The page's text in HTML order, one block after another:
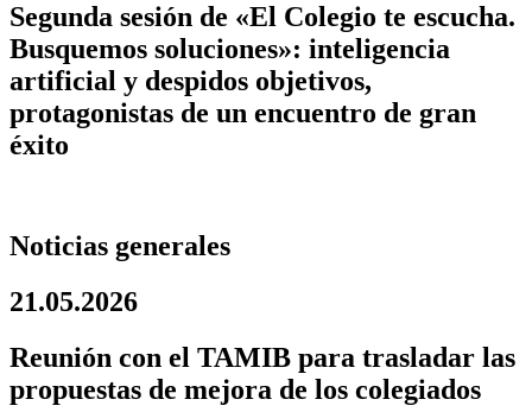
Segunda sesión de «El Colegio te escucha.
Busquemos soluciones»: inteligencia
artificial y despidos objetivos,
protagonistas de un encuentro de gran
éxito
Noticias generales
21.05.2026
Reunión con el TAMIB para trasladar las
propuestas de mejora de los colegiados